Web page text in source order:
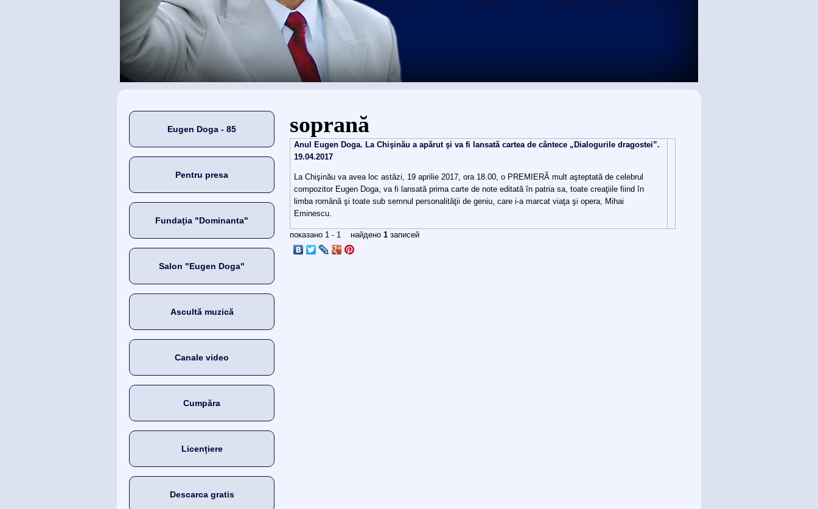
Eugen Doga - 85
Pentru presa
Fundaţia "Dominanta"
Salon "Eugen Doga"
Ascultă muzică
Canale video
Cumpăra
Licențiere
Descarca gratis
soprană
Anul Eugen Doga. La Chişinău a apărut şi va fi lansată cartea de cântece „Dialogurile dragostei”.
19.04.2017
La Chişinău va avea loc astăzi, 19 aprilie 2017, ora 18.00, o PREMIERĂ mult aşteptată de celebrul
compozitor Eugen Doga, va fi lansată prima carte de note editată în patria sa, toate creaţiile fiind în
limba română şi toate sub semnul personalităţii de geniu, care i-a marcat viaţa şi opera, Mihai
Eminescu.
показано 1 - 1 найдено1 записей